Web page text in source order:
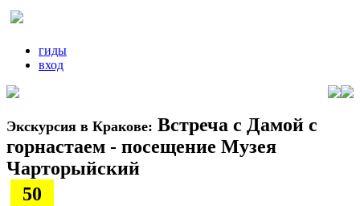
гиды
вход
Экскурсия в Кракове: Встреча с Дамой с
горнастаем - посещение Музея
Чарторыйский
50